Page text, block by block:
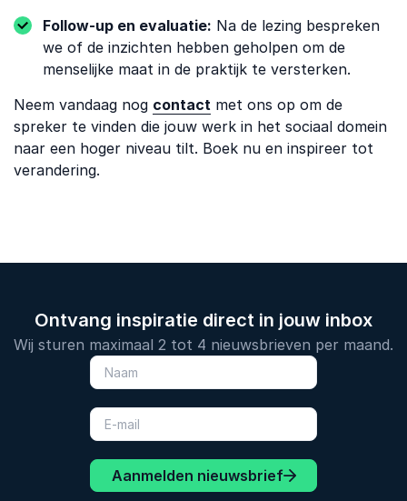
Follow-up en evaluatie: Na de lezing bespreken
we of de inzichten hebben geholpen om de
menselijke maat in de praktijk te versterken.
Neem vandaag nog contact met ons op om de
spreker te vinden die jouw werk in het sociaal domein
naar een hoger niveau tilt. Boek nu en inspireer tot
verandering.
Ontvang inspiratie direct in jouw inbox
Wij sturen maximaal 2 tot 4 nieuwsbrieven per maand.
Aanmelden nieuwsbrief